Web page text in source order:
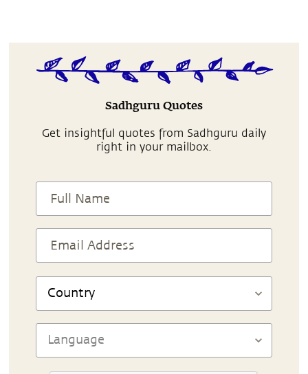
Sadhguru Quotes
Get insightful quotes from Sadhguru daily
right in your mailbox.